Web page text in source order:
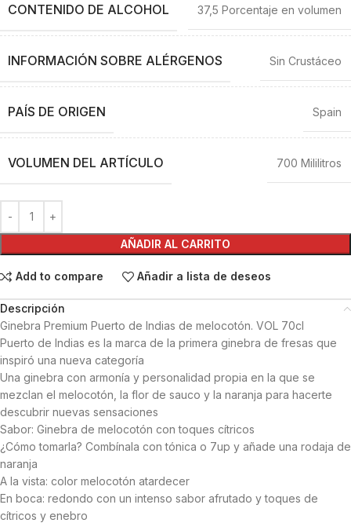
CONTENIDO DE ALCOHOL ‎37,5 Porcentaje en volumen
INFORMACIÓN SOBRE ALÉRGENOS ‎Sin Crustáceo
PAÍS DE ORIGEN ‎Spain
VOLUMEN DEL ARTÍCULO 700 Mililitros
AÑADIR AL CARRITO
Add to compare Añadir a lista de deseos
Descripción
Ginebra Premium Puerto de Indias de melocotón. VOL 70cl
Puerto de Indias es la marca de la primera ginebra de fresas que
inspiró una nueva categoría
Una ginebra con armonía y personalidad propia en la que se
mezclan el melocotón, la flor de sauco y la naranja para hacerte
descubrir nuevas sensaciones
Sabor: Ginebra de melocotón con toques cítricos
¿Cómo tomarla? Combínala con tónica o 7up y añade una rodaja de
naranja
A la vista: color melocotón atardecer
En boca: redondo con un intenso sabor afrutado y toques de
cítricos y enebro